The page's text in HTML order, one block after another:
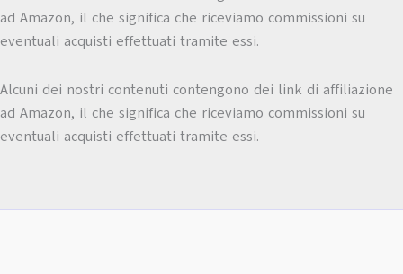
ad Amazon, il che significa che riceviamo commissioni su
eventuali acquisti effettuati tramite essi.
Alcuni dei nostri contenuti contengono dei link di affiliazione
ad Amazon, il che significa che riceviamo commissioni su
eventuali acquisti effettuati tramite essi.